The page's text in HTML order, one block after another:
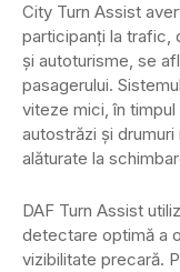
City Turn Assist
participanți la trafic,
și autoturisme, se
pasagerului.
viteze mici, în
autostrăzi și
alăturate la
DAF Turn Assist
detectare optimă a
vizibilitate precară.